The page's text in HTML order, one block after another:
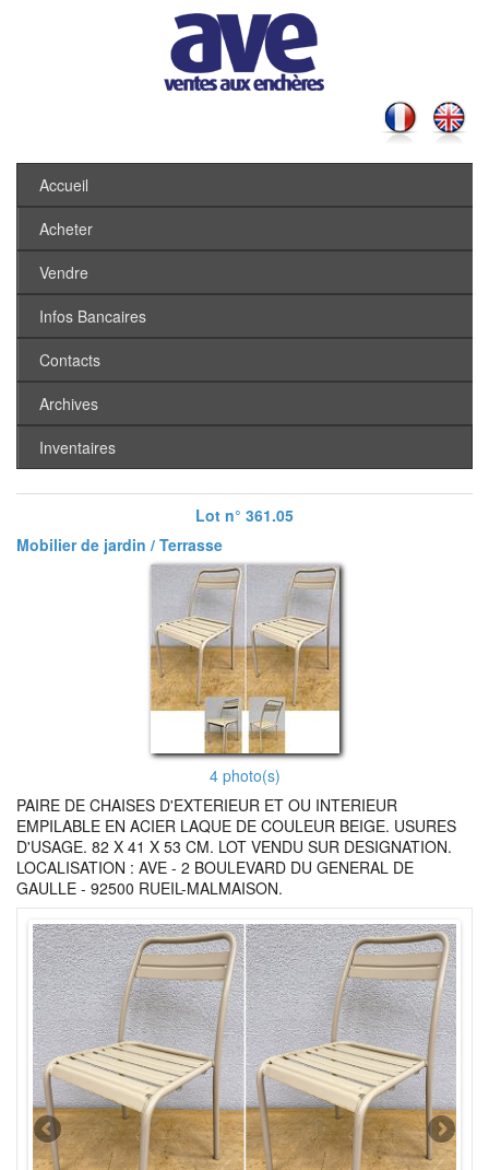
Accueil
Acheter
Vendre
Infos Bancaires
Contacts
Archives
Inventaires
Lot n° 361.05
Mobilier de jardin / Terrasse
4 photo(s)
PAIRE DE CHAISES D'EXTERIEUR ET OU INTERIEUR
EMPILABLE EN ACIER LAQUE DE COULEUR BEIGE. USURES
D'USAGE. 82 X 41 X 53 CM. LOT VENDU SUR DESIGNATION.
LOCALISATION : AVE - 2 BOULEVARD DU GENERAL DE
GAULLE - 92500 RUEIL-MALMAISON.